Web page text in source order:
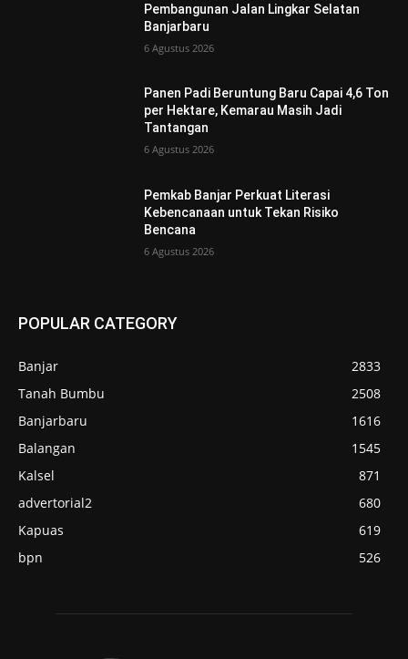
Pembangunan Jalan Lingkar Selatan
Banjarbaru
6 Agustus 2026
Panen Padi Beruntung Baru Capai 4,6 Ton
per Hektare, Kemarau Masih Jadi
Tantangan
6 Agustus 2026
Pemkab Banjar Perkuat Literasi
Kebencanaan untuk Tekan Risiko
Bencana
6 Agustus 2026
POPULAR CATEGORY
Banjar
2833
Tanah Bumbu
2508
Banjarbaru
1616
Balangan
1545
Kalsel
871
advertorial2
680
Kapuas
619
bpn
526